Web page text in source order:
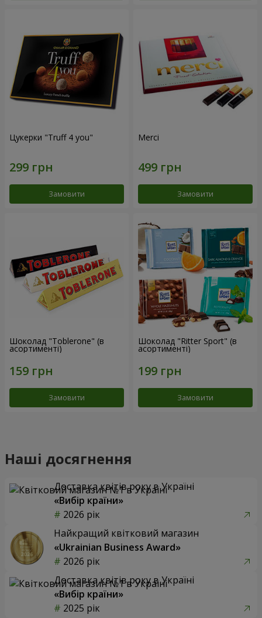
Цукерки "Truff 4 you"
Замовити
Merci
Замовити
Шоколад "Toblerone" (в
асортименті)
Замовити
Шоколад "Ritter Sport" (в
асортименті)
Замовити
Наші досягнення
Доставка квітів року в Україні
«Вибір країни»
2026 рік
Найкращий квітковий магазин
«Ukrainian Business Award»
2026 рік
Доставка квітів року в Україні
«Вибір країни»
2025 рік